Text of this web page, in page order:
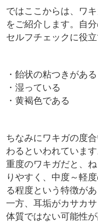
ではここからは、ワ
をご紹介します。自
セルフチェックに役立
・飴状の粘つきがある
・湿っている
・黄褐色である
ちなみにワキガの度
わるといわれています
重度のワキガだと、
りやすく、中度～軽
る程度という特徴があ
一方、耳垢がカサカ
体質ではない可能性